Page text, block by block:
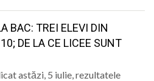
BAC: TREI ELEVI DIN
DE LA CE LICEE SUNT
astăzi, 5 iulie, rezultatele